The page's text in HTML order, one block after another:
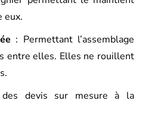
eux.
: Permettant l’assemblage
entre elles. Elles ne rouillent
des devis sur mesure à la